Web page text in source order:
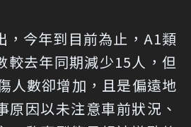
，今年到目前為止，A1類
較去年同期減少15人，但
人數卻增加，且是偏遠地
原因以未注意車前狀況、